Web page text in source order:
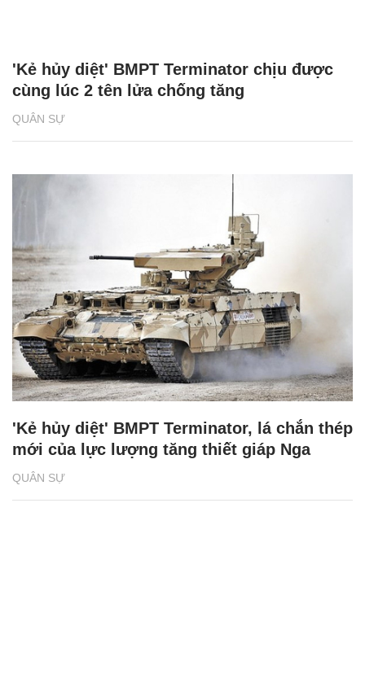
QUÂN SỰ
'Kẻ hủy diệt' BMPT Terminator chịu được
cùng lúc 2 tên lửa chống tăng
QUÂN SỰ
'Kẻ hủy diệt' BMPT Terminator, lá chắn thép
mới của lực lượng tăng thiết giáp Nga